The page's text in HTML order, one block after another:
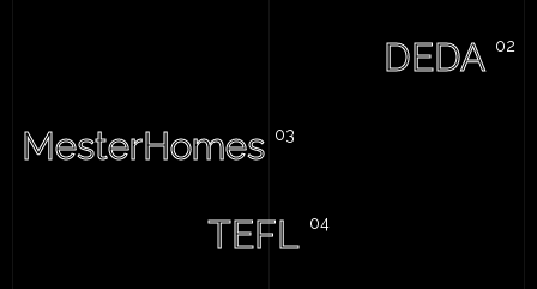
DEDA
MesterHomes
TEFL